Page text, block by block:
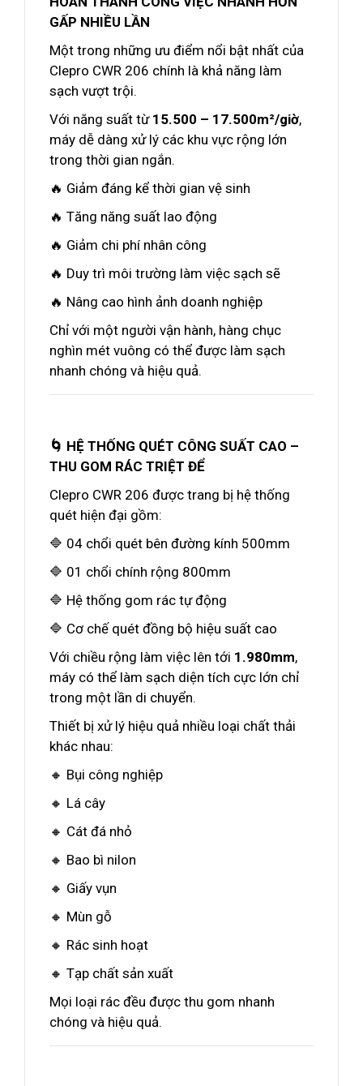
GẤP NHIỀU LẦN
Một trong những ưu điểm nổi bật nhất của
Clepro CWR 206 chính là khả năng làm
sạch vượt trội.
Với năng suất từ 15.500 – 17.500m²/giờ,
máy dễ dàng xử lý các khu vực rộng lớn
trong thời gian ngắn.
🔥 Giảm đáng kể thời gian vệ sinh
🔥 Tăng năng suất lao động
🔥 Giảm chi phí nhân công
🔥 Duy trì môi trường làm việc sạch sẽ
🔥 Nâng cao hình ảnh doanh nghiệp
Chỉ với một người vận hành, hàng chục
nghìn mét vuông có thể được làm sạch
nhanh chóng và hiệu quả.
🌀 HỆ THỐNG QUÉT CÔNG SUẤT CAO –
THU GOM RÁC TRIỆT ĐỂ
Clepro CWR 206 được trang bị hệ thống
quét hiện đại gồm:
🔷 04 chổi quét bên đường kính 500mm
🔷 01 chổi chính rộng 800mm
🔷 Hệ thống gom rác tự động
🔷 Cơ chế quét đồng bộ hiệu suất cao
Với chiều rộng làm việc lên tới 1.980mm,
máy có thể làm sạch diện tích cực lớn chỉ
trong một lần di chuyển.
Thiết bị xử lý hiệu quả nhiều loại chất thải
khác nhau:
🔸 Bụi công nghiệp
🔸 Lá cây
🔸 Cát đá nhỏ
🔸 Bao bì nilon
🔸 Giấy vụn
🔸 Mùn gỗ
🔸 Rác sinh hoạt
🔸 Tạp chất sản xuất
Mọi loại rác đều được thu gom nhanh
chóng và hiệu quả.